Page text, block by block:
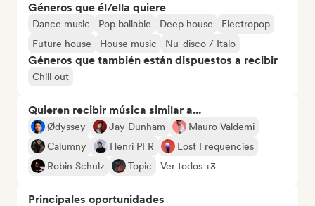
Géneros que él/ella quiere
Dance music Pop bailable Deep house
Electropop
Future house
House music Nu-disco / Italo
Géneros que también están dispuestos a recibir
Chill out
Quieren recibir música similar a...
Ødyssey Jay Dunham
Mauro Valdemi
Calumny
Henri PFR
Lost Frequencies
Robin Schulz
Topic Ver todos +3
Principales oportunidades